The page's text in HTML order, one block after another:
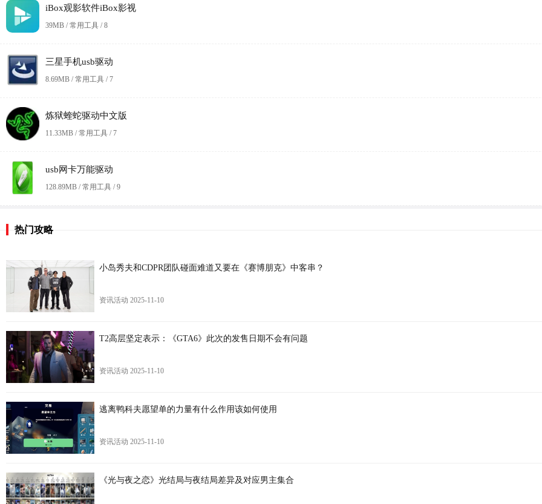
iBox观影软件iBox影视
39MB / 常用工具 /8
三星手机usb驱动
8.69MB / 常用工具 /7
炼狱蝰蛇驱动中文版
11.33MB / 常用工具 /7
usb网卡万能驱动
128.89MB / 常用工具 /9
热门攻略
小岛秀夫和CDPR团队碰面难道又要在《赛博朋克》中客串？
资讯活动 2025-11-10
T2高层坚定表示：《GTA6》此次的发售日期不会有问题
资讯活动 2025-11-10
逃离鸭科夫愿望单的力量有什么作用该如何使用
资讯活动 2025-11-10
《光与夜之恋》光结局与夜结局差异及对应男主集合